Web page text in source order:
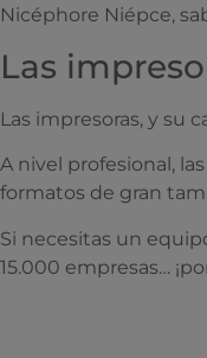
Nicéphore Niépce,
Las
Las impresoras, y su
A nivel profesional,
formatos de gran
Si necesitas un
15.000 empresas…